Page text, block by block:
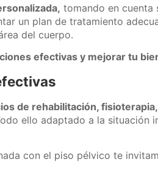
tomando en cuenta
un plan de tratamiento
del cuerpo.
efectivas y mejorar tu
de rehabilitación,
ello adaptado a la situación
con el piso pélvico te